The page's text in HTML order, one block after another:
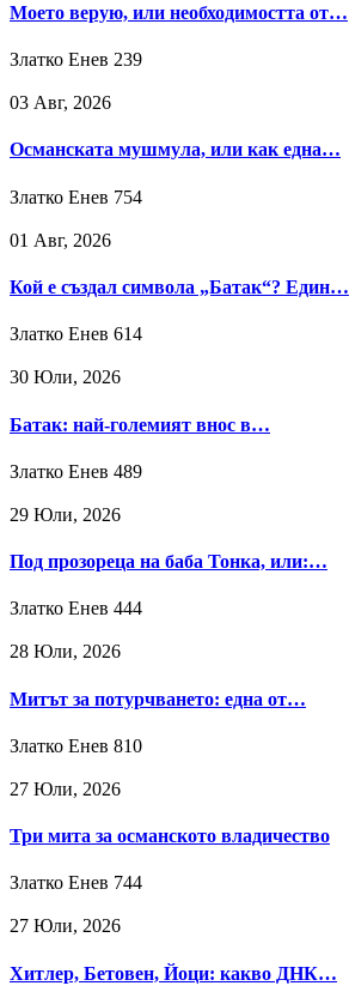
Моето верую, или необходимостта от…
Златко Енев 239
03 Авг, 2026
Османската мушмула, или как една…
Златко Енев 754
01 Авг, 2026
Кой е създал символа „Батак“? Един…
Златко Енев 614
30 Юли, 2026
Батак: най-големият внос в…
Златко Енев 489
29 Юли, 2026
Под прозореца на баба Тонка, или:…
Златко Енев 444
28 Юли, 2026
Митът за потурчването: една от…
Златко Енев 810
27 Юли, 2026
Три мита за османското владичество
Златко Енев 744
27 Юли, 2026
Хитлер, Бетовен, Йоци: какво ДНК…